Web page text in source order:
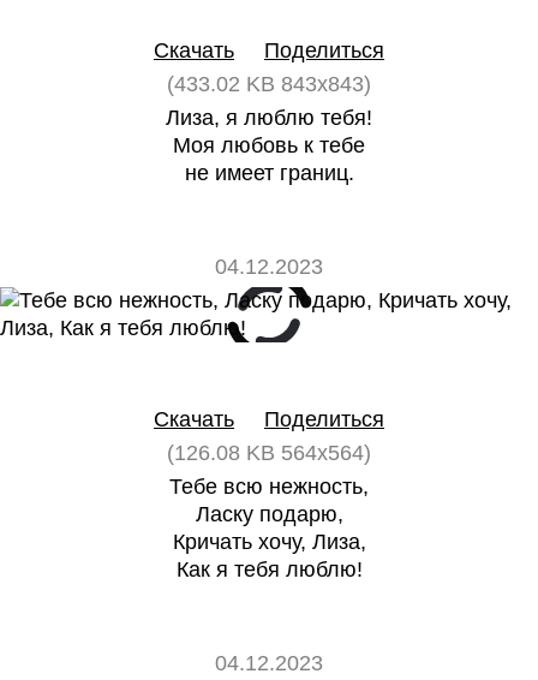
Скачать
Поделиться
(433.02 KB 843x843)
Лиза, я люблю тебя!
Моя любовь к тебе
не имеет границ.
04.12.2023
Скачать
Поделиться
(126.08 KB 564x564)
Тебе всю нежность,
Ласку подарю,
Кричать хочу, Лиза,
Как я тебя люблю!
04.12.2023